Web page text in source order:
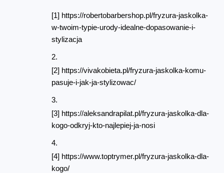
[1] https://robertobarbershop.pl/fryzura-jaskolka-
w-twoim-typie-urody-idealne-dopasowanie-i-
stylizacja
[2] https://vivakobieta.pl/fryzura-jaskolka-komu-
pasuje-i-jak-ja-stylizowac/
[3] https://aleksandrapilat.pl/fryzura-jaskolka-dla-
kogo-odkryj-kto-najlepiej-ja-nosi
[4] https://www.toptrymer.pl/fryzura-jaskolka-dla-
kogo/